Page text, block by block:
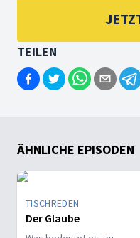
TEILEN
ÄHNLICHE EPISODEN
TISCHREDEN
Der Glaube